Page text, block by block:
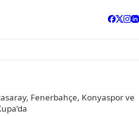
Fenerbahçe, Konyaspor ve